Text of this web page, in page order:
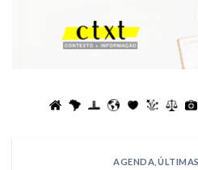
AGENDA